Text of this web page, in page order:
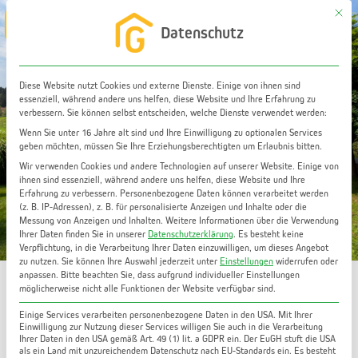
Zum
Inhalt
springen
Grundstücke
Unser aktuelles Angebot:
Mit
Datenschutz
Diese Website nutzt Cookies und externe Dienste. Einige von ihnen sind
essenziell, während andere uns helfen, diese Website und Ihre Erfahrung zu
verbessern. Sie können selbst entscheiden, welche Dienste verwendet werden:
Wenn Sie unter 16 Jahre alt sind und Ihre Einwilligung zu optionalen Services
geben möchten, müssen Sie Ihre Erziehungsberechtigten um Erlaubnis bitten.
Wir verwenden Cookies und andere Technologien auf unserer Website. Einige von
ihnen sind essenziell, während andere uns helfen, diese Website und Ihre
Erfahrung zu verbessern. Personenbezogene Daten können verarbeitet werden
(z. B. IP-Adressen), z. B. für personalisierte Anzeigen und Inhalte oder die
Messung von Anzeigen und Inhalten. Weitere Informationen über die Verwendung
Ihrer Daten finden Sie in unserer Datenschutzerklärung. Es besteht keine
Verpflichtung, in die Verarbeitung Ihrer Daten einzuwilligen, um dieses Angebot
zu nutzen. Sie können Ihre Auswahl jederzeit unter Einstellungen widerrufen oder
anpassen. Bitte beachten Sie, dass aufgrund individueller Einstellungen
möglicherweise nicht alle Funktionen der Website verfügbar sind.
Einige Services verarbeiten personenbezogene Daten in den USA. Mit Ihrer
Einwilligung zur Nutzung dieser Services willigen Sie auch in die Verarbeitung
Ihrer Daten in den USA gemäß Art. 49 (1) lit. a GDPR ein. Der EuGH stuft die USA
als ein Land mit unzureichendem Datenschutz nach EU-Standards ein. Es besteht